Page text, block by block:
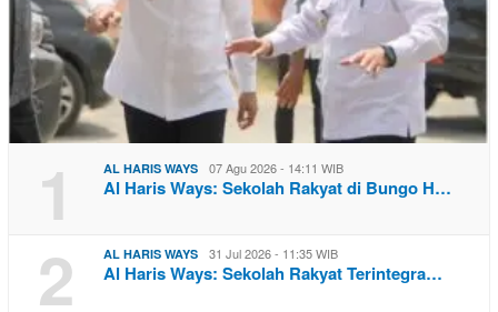
1 AL HARIS WAYS 07 Agu 2026 - 14:11 WIB
Al Haris Ways: Sekolah Rakyat di Bungo H…
2 AL HARIS WAYS 31 Jul 2026 - 11:35 WIB
Al Haris Ways: Sekolah Rakyat Terintegra…